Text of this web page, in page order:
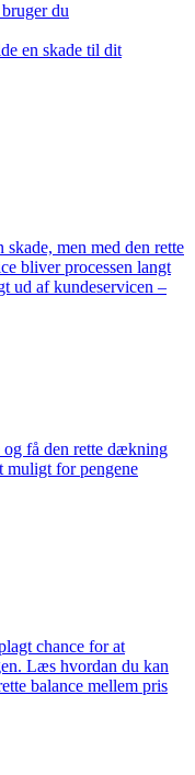
du
en skade til dit
men med den rette
bliver processen langt
ud af kundeservicen –
få den rette dækning
muligt for pengene
chance for at
Læs hvordan du kan
balance mellem pris